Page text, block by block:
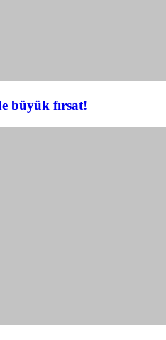
büyük fırsat!